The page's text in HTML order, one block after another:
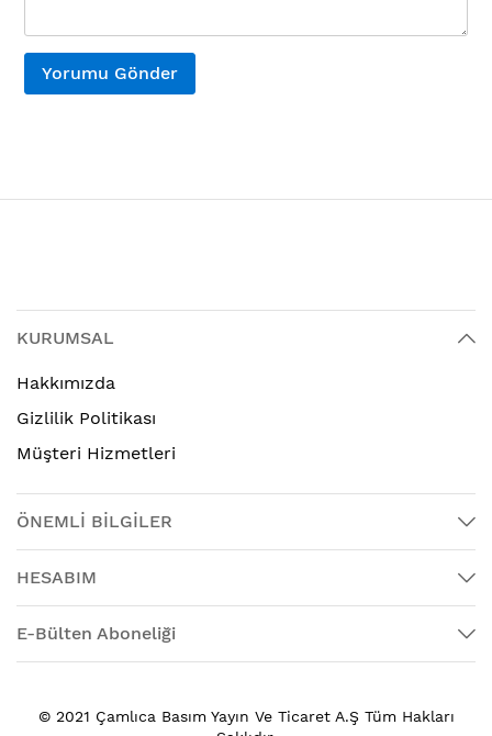
Yorumu Gönder
KURUMSAL
Hakkımızda
Gizlilik Politikası
Müşteri Hizmetleri
ÖNEMLİ BİLGİLER
HESABIM
E-Bülten Aboneliği
© 2021 Çamlıca Basım Yayın Ve Ticaret A.Ş Tüm Hakları